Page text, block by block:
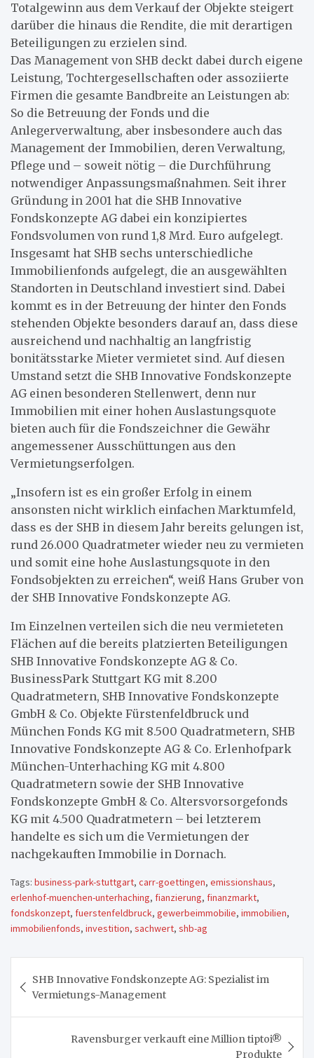
Totalgewinn aus dem Verkauf der Objekte steigert
darüber die hinaus die Rendite, die mit derartigen
Beteiligungen zu erzielen sind.
Das Management von SHB deckt dabei durch eigene
Leistung, Tochtergesellschaften oder assoziierte
Firmen die gesamte Bandbreite an Leistungen ab:
So die Betreuung der Fonds und die
Anlegerverwaltung, aber insbesondere auch das
Management der Immobilien, deren Verwaltung,
Pflege und – soweit nötig – die Durchführung
notwendiger Anpassungsmaßnahmen. Seit ihrer
Gründung in 2001 hat die SHB Innovative
Fondskonzepte AG dabei ein konzipiertes
Fondsvolumen von rund 1,8 Mrd. Euro aufgelegt.
Insgesamt hat SHB sechs unterschiedliche
Immobilienfonds aufgelegt, die an ausgewählten
Standorten in Deutschland investiert sind. Dabei
kommt es in der Betreuung der hinter den Fonds
stehenden Objekte besonders darauf an, dass diese
ausreichend und nachhaltig an langfristig
bonitätsstarke Mieter vermietet sind. Auf diesen
Umstand setzt die SHB Innovative Fondskonzepte
AG einen besonderen Stellenwert, denn nur
Immobilien mit einer hohen Auslastungsquote
bieten auch für die Fondszeichner die Gewähr
angemessener Ausschüttungen aus den
Vermietungserfolgen.
„Insofern ist es ein großer Erfolg in einem
ansonsten nicht wirklich einfachen Marktumfeld,
dass es der SHB in diesem Jahr bereits gelungen ist,
rund 26.000 Quadratmeter wieder neu zu vermieten
und somit eine hohe Auslastungsquote in den
Fondsobjekten zu erreichen“, weiß Hans Gruber von
der SHB Innovative Fondskonzepte AG.
Im Einzelnen verteilen sich die neu vermieteten
Flächen auf die bereits platzierten Beteiligungen
SHB Innovative Fondskonzepte AG & Co.
BusinessPark Stuttgart KG mit 8.200
Quadratmetern, SHB Innovative Fondskonzepte
GmbH & Co. Objekte Fürstenfeldbruck und
München Fonds KG mit 8.500 Quadratmetern, SHB
Innovative Fondskonzepte AG & Co. Erlenhofpark
München-Unterhaching KG mit 4.800
Quadratmetern sowie der SHB Innovative
Fondskonzepte GmbH & Co. Altersvorsorgefonds
KG mit 4.500 Quadratmetern – bei letzterem
handelte es sich um die Vermietungen der
nachgekauften Immobilie in Dornach.
Tags: business-park-stuttgart, carr-goettingen, emissionshaus,
erlenhof-muenchen-unterhaching, fianzierung, finanzmarkt,
fondskonzept, fuerstenfeldbruck, gewerbeimmobilie, immobilien,
immobilienfonds, investition, sachwert, shb-ag
SHB Innovative Fondskonzepte AG: Spezialist im
Vermietungs-Management
Ravensburger verkauft eine Million tiptoi®
Produkte